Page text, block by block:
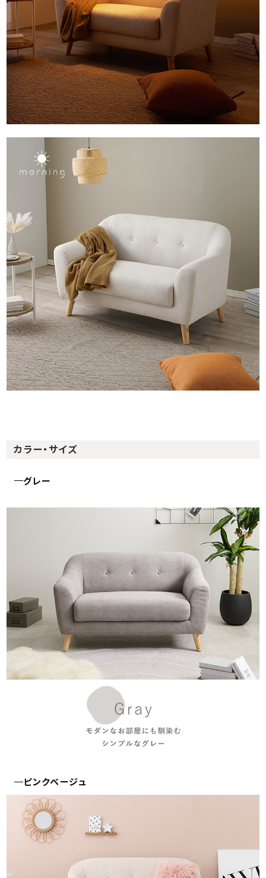
カラー・サイズ
グレー
ピンクベージュ